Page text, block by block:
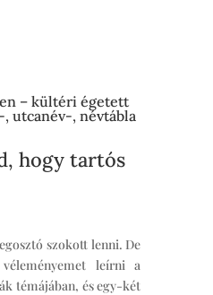
– kültéri égetett
, utcanév-, névtábla
hogy tartós
szokott lenni. De
leírni a
témájában, és egy-két